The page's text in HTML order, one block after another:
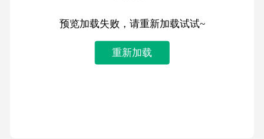
预览加载失败，请重新加载试试~
重新加载